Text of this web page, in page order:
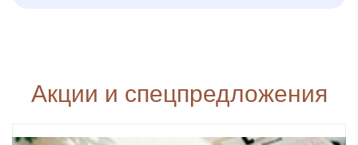
Акции и спецпредложения